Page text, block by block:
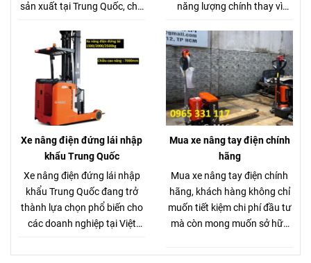
sản xuất tại Trung Quốc, chủ
động nâng hạ hàng hóa
trong nhà kho, nhà máy, siêu
thị, bến bãi,... Xe nâng điện
ngồi lái Trung Quốc vận hành
bằng bình ắc quy chì hoặc pin
Lithium, giúp tiết kiệm nhiên
liệu và thân thiện với môi
trường so với xe nâng dầu
năng lượng chính thay vì
nâng hàng điện tiết kiệm
nhiên liệu nguồn điện có thể
được cung cấp từ ắc quy chì-
axit hoặc pin Lithium-ion, tùy
thuộc vào model xe và công
nghệ sản xuất.
Xe nâng điện đứng lái nhập
khẩu Trung Quốc
Xe nâng điện đứng lái nhập
khẩu Trung Quốc đang trở
thành lựa chọn phổ biến cho
các doanh nghiệp tại Việt
vận hành linh hoạt và giá
Mua xe nâng tay điện chính
hãng
Mua xe nâng tay điện chính
hãng, khách hàng không chỉ
muốn tiết kiệm chi phí đầu tư
mà còn mong muốn sở hữu
và hiệu quả.Vậy làm sao để